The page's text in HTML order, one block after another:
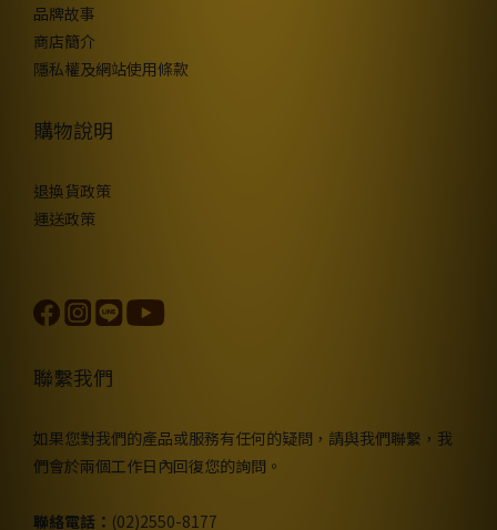
品牌故事
商店簡介
隱私權及網站使用條款
購物說明
退換貨政策
運送政策
聯繫我們
如果您對我們的產品或服務有任何的疑問，請與我們聯繫，我
們會於兩個工作日內回復您的詢問。
聯絡電話： (02)2550-8177